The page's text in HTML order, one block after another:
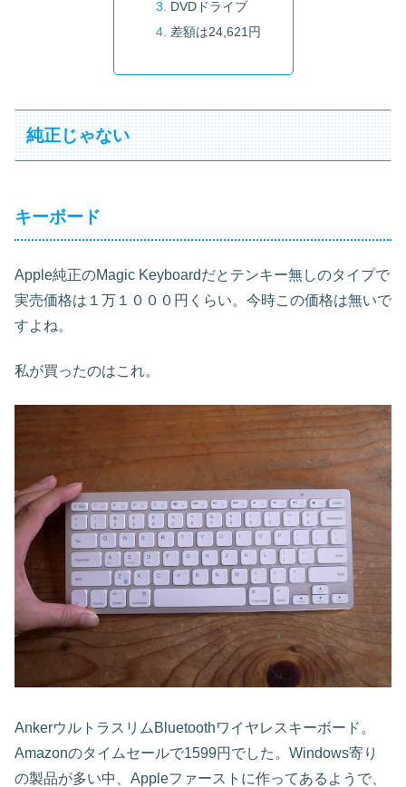
DVDドライブ
差額は24,621円
純正じゃない
キーボード
Apple純正のMagic Keyboardだとテンキー無しのタイプで
実売価格は１万１０００円くらい。今時この価格は無いで
すよね。
私が買ったのはこれ。
AnkerウルトラスリムBluetoothワイヤレスキーボード。
Amazonのタイムセールで1599円でした。Windows寄り
の製品が多い中、Appleファーストに作ってあるようで、